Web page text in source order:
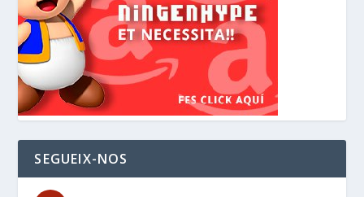
SEGUEIX-NOS